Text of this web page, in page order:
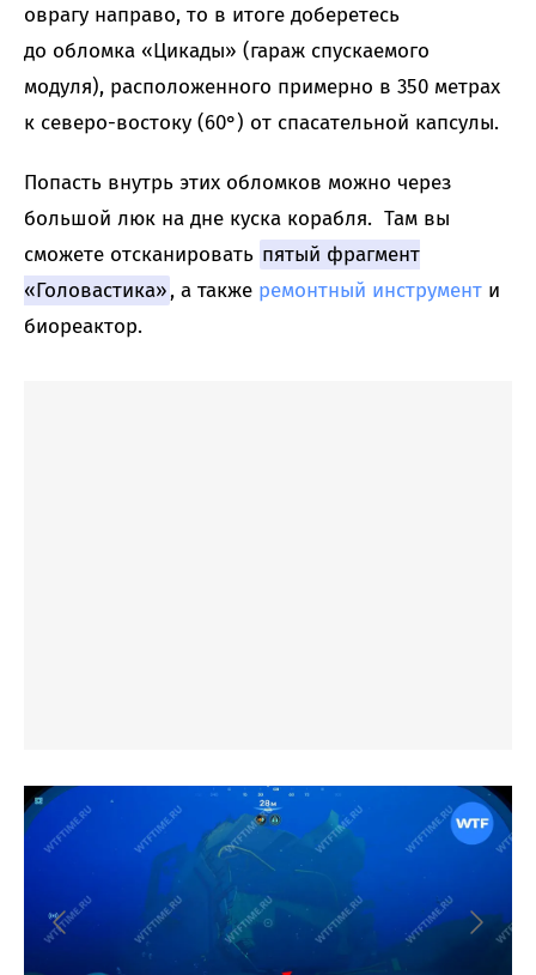
оврагу направо, то в итоге доберетесь
до обломка «Цикады» (гараж спускаемого
модуля), расположенного примерно в 350 метрах
к северо-востоку (60°) от спасательной капсулы.
Попасть внутрь этих обломков можно через
большой люк на дне куска корабля. Там вы
сможете отсканировать пятый фрагмент
«Головастика», а также ремонтный инструмент и
биореактор.